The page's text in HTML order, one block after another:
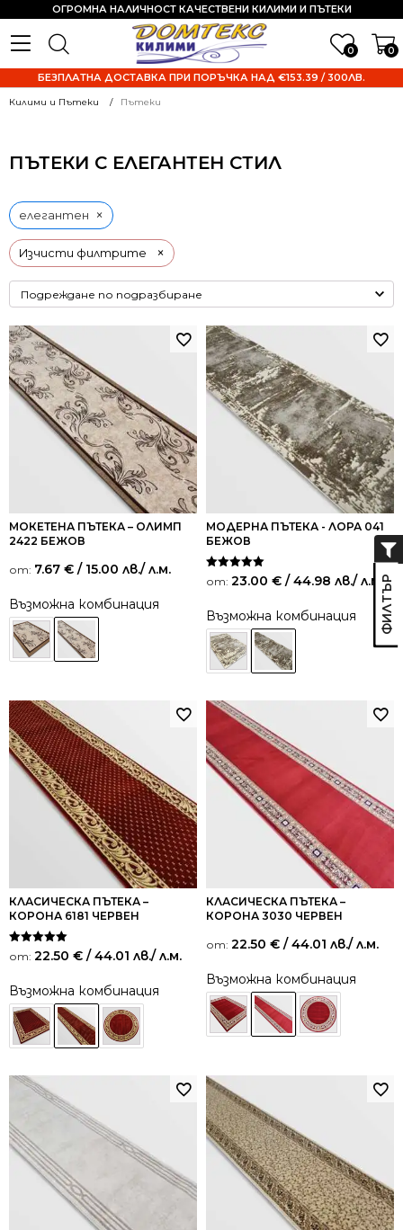
0 0
ОГРОМНА НАЛИЧНОСТ КАЧЕСТВЕНИ КИЛИМИ И ПЪТЕКИ
БЕЗПЛАТНА ДОСТАВКА ПРИ ПОРЪЧКА НАД €153.39 / 300ЛВ.
Килими и Пътеки Пътеки
ПЪТЕКИ С ЕЛЕГАНТЕН СТИЛ
Изчисти филтрите ×
елегантен ×
МОКЕТЕНА ПЪТЕКА – ОЛИМП
2422 БЕЖОВ
от: 7.67 € / 15.00 лв./ л.м.
Възможна комбинация
МОДЕРНА ПЪТЕКА - ЛОРА 041
БЕЖОВ
Оценено на
5.00
от: 23.00 € / 44.98 лв./ л.м.
Възможна комбинация
КЛАСИЧЕСКА ПЪТЕКА –
КОРОНА 6181 ЧЕРВЕН
Оценено на
5.00
от: 22.50 € / 44.01 лв./ л.м.
Възможна комбинация
КЛАСИЧЕСКА ПЪТЕКА –
КОРОНА 3030 ЧЕРВЕН
от: 22.50 € / 44.01 лв./ л.м.
Възможна комбинация